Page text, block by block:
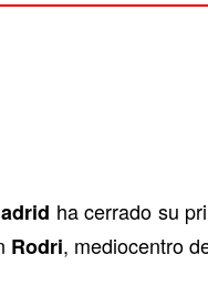
ha cerrado su
Rodri, mediocentro